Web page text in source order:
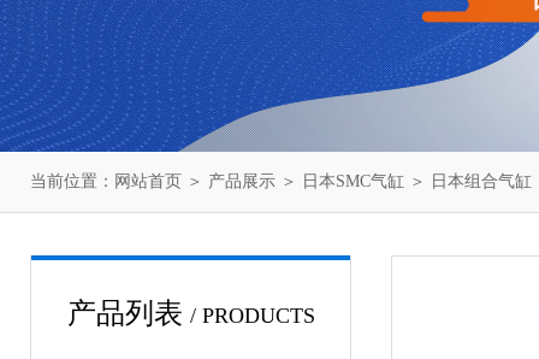
当前位置： 网站首页 ＞ 产品展示 ＞ 日本SMC气缸 ＞ 日本组合气缸
产品列表 / PRODUCTS